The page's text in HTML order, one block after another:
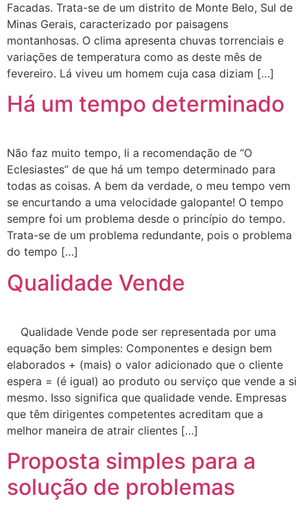
Facadas. Trata-se de um distrito de Monte Belo, Sul de
Minas Gerais, caracterizado por paisagens
montanhosas. O clima apresenta chuvas torrenciais e
variações de temperatura como as deste mês de
fevereiro. Lá viveu um homem cuja casa diziam […]
Há um tempo determinado
Não faz muito tempo, li a recomendação de “O
Eclesiastes” de que há um tempo determinado para
todas as coisas. A bem da verdade, o meu tempo vem
se encurtando a uma velocidade galopante! O tempo
sempre foi um problema desde o princípio do tempo.
Trata-se de um problema redundante, pois o problema
do tempo […]
Qualidade Vende
Qualidade Vende pode ser representada por uma
equação bem simples: Componentes e design bem
elaborados + (mais) o valor adicionado que o cliente
espera = (é igual) ao produto ou serviço que vende a si
mesmo. Isso significa que qualidade vende. Empresas
que têm dirigentes competentes acreditam que a
melhor maneira de atrair clientes […]
Proposta simples para a
solução de problemas